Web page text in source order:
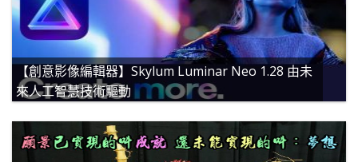
【創意影像編輯器】Skylum Luminar Neo 1.28 由未
來人工智慧技術驅動